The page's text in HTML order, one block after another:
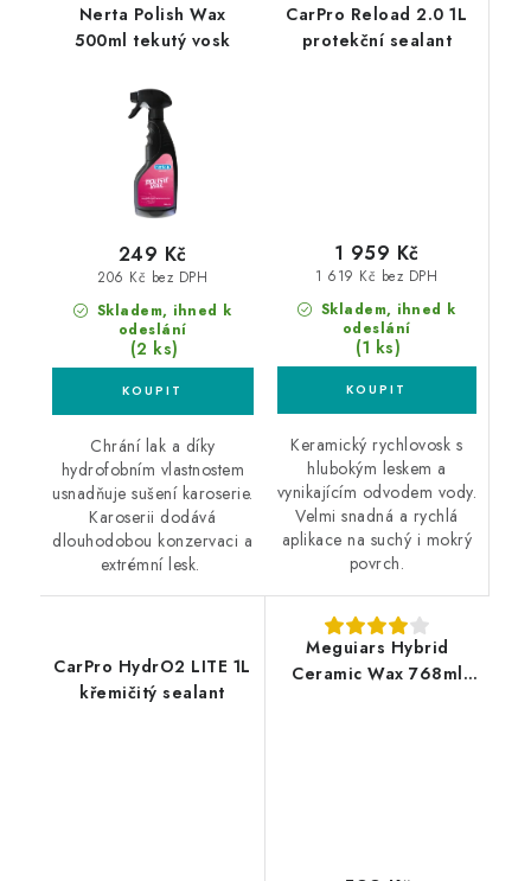
Nerta Polish Wax
500ml tekutý vosk
Skladem, ihned k
odeslání
(2 ks)
206 Kč bez DPH
249 Kč
Chrání lak a díky
hydrofobním vlastnostem
usnadňuje sušení karoserie.
Karoserii dodává
dlouhodobou konzervaci a
extrémní lesk.
CarPro Reload 2.0 1L
protekční sealant
Skladem, ihned k
odeslání
(1 ks)
1 619 Kč bez DPH
1 959 Kč
Keramický rychlovosk s
hlubokým leskem a
vynikajícím odvodem vody.
Velmi snadná a rychlá
aplikace na suchý i mokrý
povrch.
CarPro HydrO2 LITE 1L
křemičitý sealant
Meguiars Hybrid
Ceramic Wax 768ml